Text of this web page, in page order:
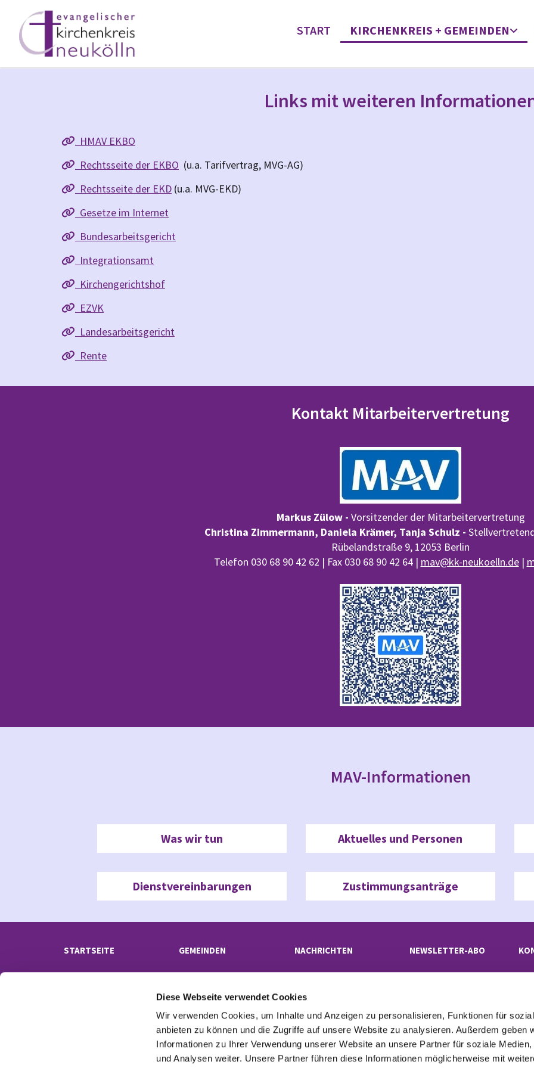
Diese Webseite verwendet Cookies
Wir verwenden Cookies, um Inhalte und Anzeigen zu personalisieren, Funktionen für
anbieten zu können und die Zugriffe auf unsere Website zu analysieren. Außerdem geben
Informationen zu Ihrer Verwendung unserer Website an unsere Partner für soziale Medien,
und Analysen weiter. Unsere Partner führen diese Informationen möglicherweise mit
START KIRCHENKREIS + GEMEINDEN
Links mit weiteren
 HMAV EKBO
 Rechtsseite der EKBO (u.a. Tarifvertrag, MVG-AG)
 Rechtsseite der EKD (u.a. MVG-EKD)
 Gesetze im Internet
 Bundesarbeitsgericht
 Integrationsamt
 Kirchengerichtshof
 EZVK
 Landesarbeitsgericht
 Rente
Kontakt Mitarbeitervertretung
Markus Zülow - Vorsitzender der Mitarbeitervertretung
Christina Zimmermann, Daniela Krämer, Tanja Schulz -
Rübelandstraße 9, 12053 Berlin
Telefon 030 68 90 42 62 | Fax 030 68 90 42 64 | mav@kk-neukoelln.de|
MAV-Informationen
Was wir tun Aktuelles und Personen
Dienstvereinbarungen Zustimmungsanträge
STARTSEITE GEMEINDEN NACHRICHTEN NEWSLETTER-ABO
· Rübelandstraße 9 B, 12053 Berlin
superintendentur(at)kk-neukoelln.de